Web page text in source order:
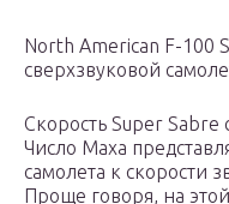
North American F-100
сверхзвуковой
Скорость Super Sabre
Число Маха
самолета к скорости
Проще говоря, на